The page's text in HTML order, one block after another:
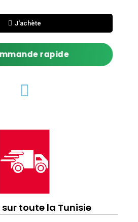
J'achète
rapide
toute la Tunisie